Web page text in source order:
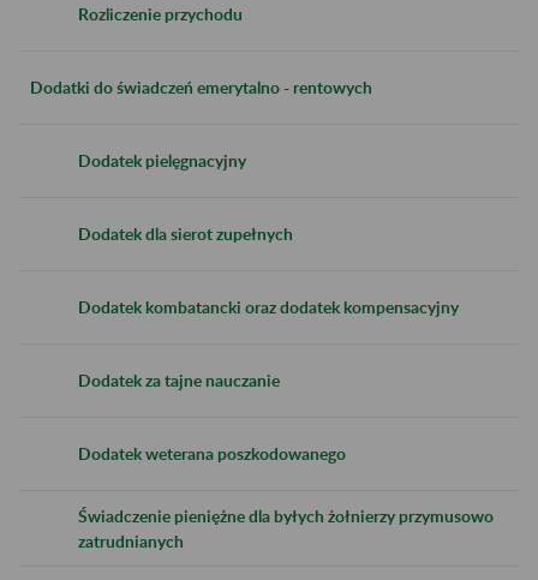
Rozliczenie przychodu
Dodatki do świadczeń emerytalno - rentowych
Dodatek pielęgnacyjny
Dodatek dla sierot zupełnych
Dodatek kombatancki oraz dodatek kompensacyjny
Dodatek za tajne nauczanie
Dodatek weterana poszkodowanego
Świadczenie pieniężne dla byłych żołnierzy przymusowo
zatrudnianych